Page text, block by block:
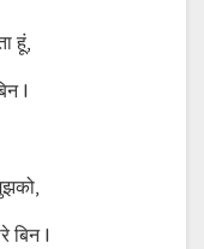
हूं,
l
बिन l